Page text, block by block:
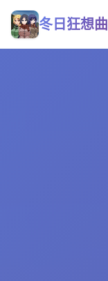
冬日狂想曲